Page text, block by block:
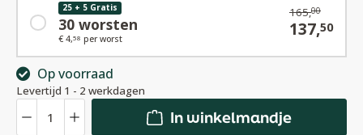
Op voorraad
Levertijd 1 - 2 werkdagen
25 + 5 Gratis
30 worsten
€ 4,58 per worst
165,00
137,50
In winkelmandje